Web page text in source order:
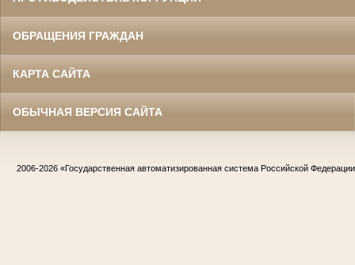
ОБРАЩЕНИЯ ГРАЖДАН
КАРТА САЙТА
ОБЫЧНАЯ ВЕРСИЯ САЙТА
2006-2026 «Государственная автоматизированная система Российской